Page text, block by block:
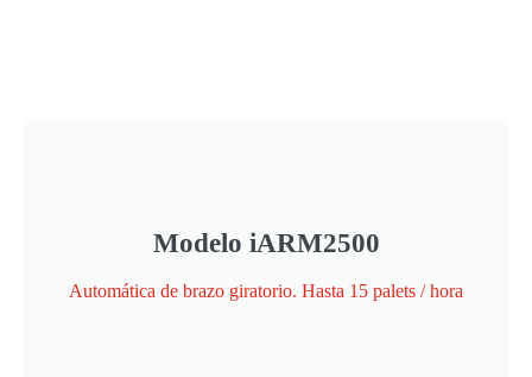
Modelo iARM2500
Automática de brazo giratorio. Hasta 15 palets / hora